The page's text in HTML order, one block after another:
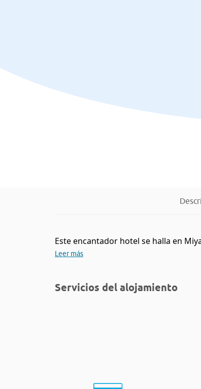
Este encantador hotel se halla en
Leer más
Servicios del alojamiento